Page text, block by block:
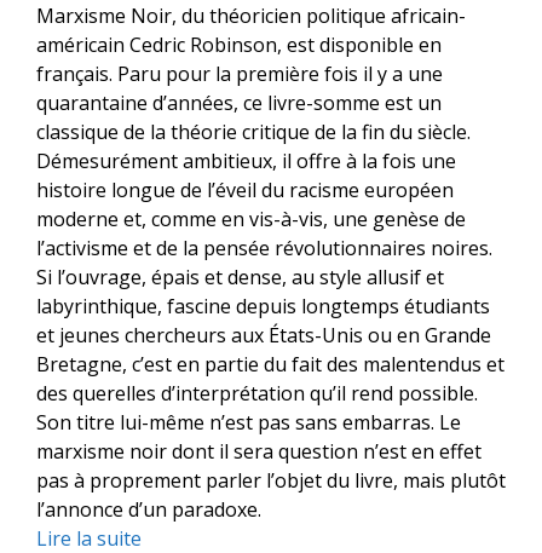
Marxisme Noir, du théoricien politique africain-
américain Cedric Robinson, est disponible en
français. Paru pour la première fois il y a une
quarantaine d’années, ce livre-somme est un
classique de la théorie critique de la fin du siècle.
Démesurément ambitieux, il offre à la fois une
histoire longue de l’éveil du racisme européen
moderne et, comme en vis-à-vis, une genèse de
l’activisme et de la pensée révolutionnaires noires.
Si l’ouvrage, épais et dense, au style allusif et
labyrinthique, fascine depuis longtemps étudiants
et jeunes chercheurs aux États-Unis ou en Grande
Bretagne, c’est en partie du fait des malentendus et
des querelles d’interprétation qu’il rend possible.
Son titre lui-même n’est pas sans embarras. Le
marxisme noir dont il sera question n’est en effet
pas à proprement parler l’objet du livre, mais plutôt
l’annonce d’un paradoxe.
Lire la suite